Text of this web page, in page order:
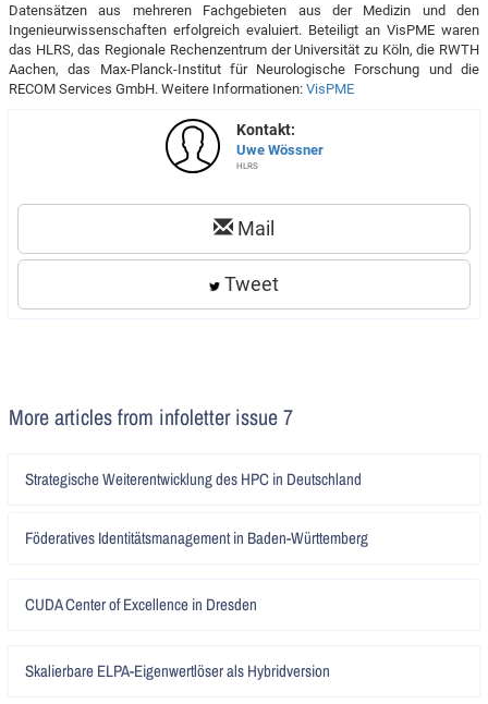
Datensätzen aus mehreren Fachgebieten aus der Medizin und den
Ingenieurwissenschaften erfolgreich evaluiert. Beteiligt an VisPME waren
das HLRS, das Regionale Rechenzentrum der Universität zu Köln, die RWTH
Aachen, das Max-Planck-Institut für Neurologische Forschung und die
RECOM Services GmbH. Weitere Informationen: VisPME
Kontakt:
Uwe Wössner
HLRS
Mail
Tweet
More articles from infoletter issue 7
Strategische Weiterentwicklung des HPC in Deutschland
Föderatives Identitätsmanagement in Baden-Württemberg
CUDA Center of Excellence in Dresden
Skalierbare ELPA-Eigenwertlöser als Hybridversion